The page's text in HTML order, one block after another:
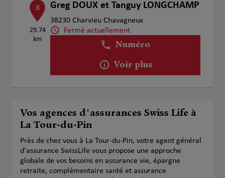
8
29.74
km
Greg DOUX et Tanguy LONGCHAMP
38230 Charvieu Chavagneux
Fermé actuellement
Numéro
Voir plus
Vos agences d'assurances Swiss Life à
La Tour-du-Pin
Près de chez vous à La Tour-du-Pin, votre agent général
d'assurance SwissLife vous propose une approche
globale de vos besoins en assurance vie, épargne
retraite, complémentaire santé et assurance